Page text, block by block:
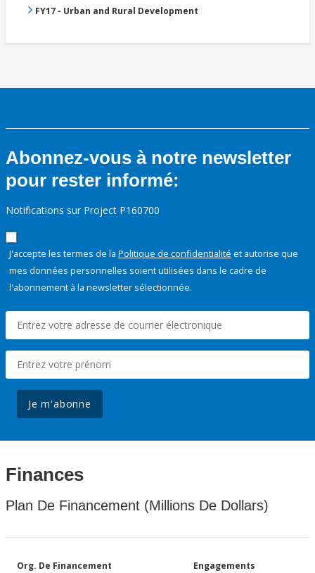
FY17 - Urban and Rural Development
Abonnez-vous à notre newsletter
pour rester informé:
Notifications sur Project P160700
J'accepte les termes de la Politique de confidentialité et autorise que
mes données personnelles soient utilisées dans le cadre de
l'abonnement à la newsletter sélectionnée.
Je m'abonne
Finances
Plan De Financement (Millions De Dollars)
Org. De Financement Engagements